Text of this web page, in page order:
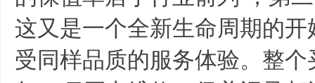
这又是一个全新生命周期的
受同样品质的服务体验。整